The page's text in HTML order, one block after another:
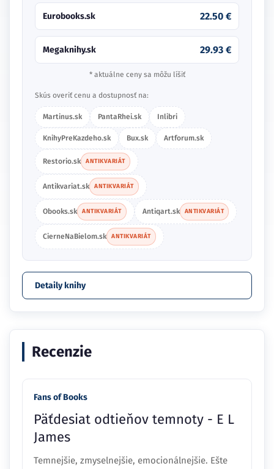
Eurobooks.sk 22.50 €
Megaknihy.sk 29.93 €
* aktuálne ceny sa môžu líšiť
Skús overiť cenu a dostupnosť na:
Martinus.sk PantaRhei.sk Inlibri
KnihyPreKazdeho.sk Bux.sk Artforum.sk
Restorio.sk ANTIKVARIÁT
Antikvariat.sk ANTIKVARIÁT
Obooks.sk ANTIKVARIÁT Antiqart.sk ANTIKVARIÁT
CierneNaBielom.sk ANTIKVARIÁT
Detaily knihy
Recenzie
Fans of Books
Päťdesiat odtieňov temnoty - E L
James
Temnejšie, zmyselnejšie, emocionálnejšie. Ešte